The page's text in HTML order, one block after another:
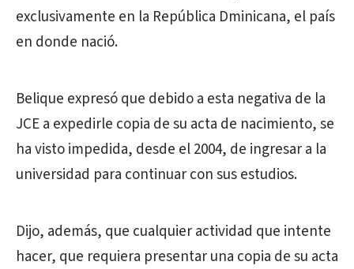
exclusivamente en la República Dminicana, el país
en donde nació.
Belique expresó que debido a esta negativa de la
JCE a expedirle copia de su acta de nacimiento, se
ha visto impedida, desde el 2004, de ingresar a la
universidad para continuar con sus estudios.
Dijo, además, que cualquier actividad que intente
hacer, que requiera presentar una copia de su acta